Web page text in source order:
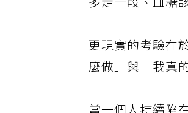
多走一段、血糖
更現實的考驗在
麼做」與「我真